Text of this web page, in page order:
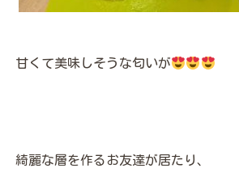
甘くて美味しそうな匂いが
綺麗な層を作るお友達が居たり、